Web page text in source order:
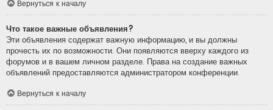
Вернуться к началу
Что такое важные объявления?
Эти объявления содержат важную информацию, и вы должны
прочесть их по возможности. Они появляются вверху каждого из
форумов и в вашем личном разделе. Права на создание важных
объявлений предоставляются администратором конференции.
Вернуться к началу